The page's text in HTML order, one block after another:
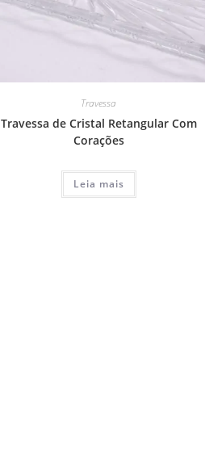
Travessa
Travessa de Cristal Retangular Com
Corações
Leia mais